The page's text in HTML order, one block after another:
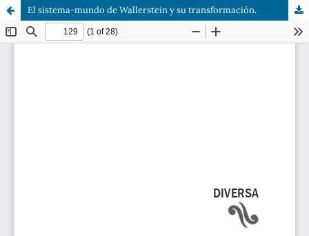
El sistema-mundo de Wallerstein y su transformación.